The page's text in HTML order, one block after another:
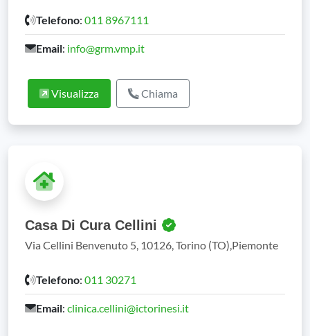
Telefono: 011 8967111
Email: info@grm.vmp.it
Visualizza Chiama
Casa Di Cura Cellini
Via Cellini Benvenuto 5, 10126, Torino (TO),Piemonte
Telefono: 011 30271
Email: clinica.cellini@ictorinesi.it